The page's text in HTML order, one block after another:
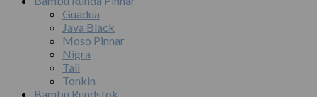
Guadua
Java Black
Moso Pinnar
Nigra
Tali
Tonkin
Bambu Rundstok